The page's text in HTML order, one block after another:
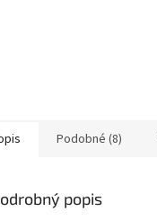
Podobné (8)
popis